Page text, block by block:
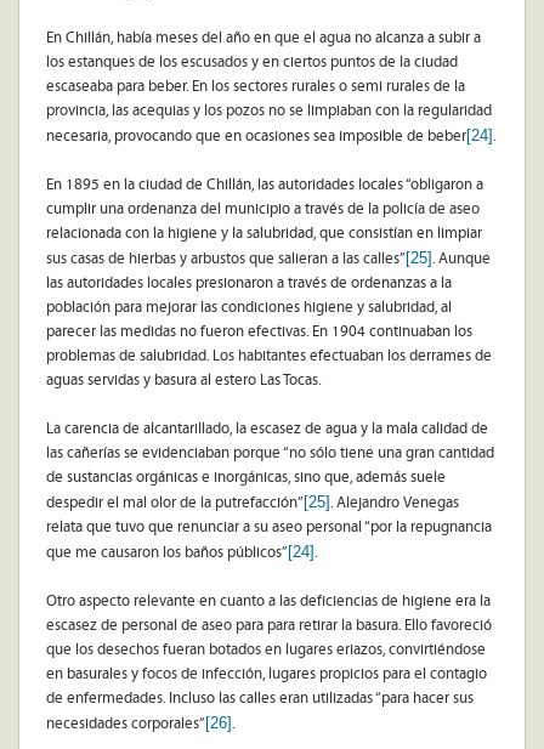
En Chillán, había meses del año en que el agua no alcanza a subir a
los estanques de los escusados y en ciertos puntos de la ciudad
escaseaba para beber. En los sectores rurales o semi rurales de la
provincia, las acequias y los pozos no se limpiaban con la regularidad
necesaria, provocando que en ocasiones sea imposible de beber[24].
En 1895 en la ciudad de Chillán, las autoridades locales “obligaron a
cumplir una ordenanza del municipio a través de la policía de aseo
relacionada con la higiene y la salubridad, que consistían en limpiar
sus casas de hierbas y arbustos que salieran a las calles” [25]. Aunque
las autoridades locales presionaron a través de ordenanzas a la
población para mejorar las condiciones higiene y salubridad, al
parecer las medidas no fueron efectivas. En 1904 continuaban los
problemas de salubridad. Los habitantes efectuaban los derrames de
aguas servidas y basura al estero Las Tocas.
La carencia de alcantarillado, la escasez de agua y la mala calidad de
las cañerías se evidenciaban porque “no sólo tiene una gran cantidad
de sustancias orgánicas e inorgánicas, sino que, además suele
despedir el mal olor de la putrefacción” [25]. Alejandro Venegas
relata que tuvo que renunciar a su aseo personal “por la repugnancia
que me causaron los baños públicos” [24].
Otro aspecto relevante en cuanto a las deficiencias de higiene era la
escasez de personal de aseo para para retirar la basura. Ello favoreció
que los desechos fueran botados en lugares eriazos, convirtiéndose
en basurales y focos de infección, lugares propicios para el contagio
de enfermedades. Incluso las calles eran utilizadas “para hacer sus
necesidades corporales” [26].